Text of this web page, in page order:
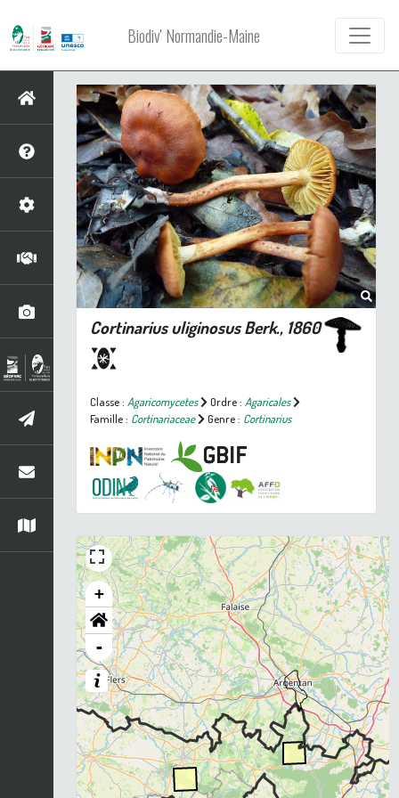
Biodiv' Normandie-Maine
Cortinarius uliginosusBerk., 1860
Classe : Agaricomycetes Ordre : Agaricales
Famille : Cortinariaceae Genre : Cortinarius
+
-